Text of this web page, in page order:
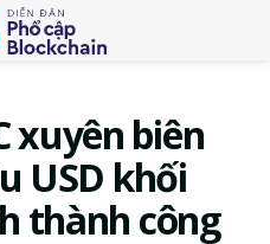
xuyên biên
USD khối
thành công